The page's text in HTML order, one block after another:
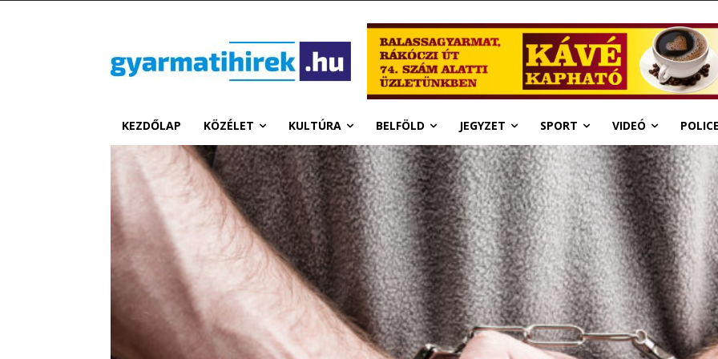
KEZDŐLAP KÖZÉLET KULTÚRA BELFÖLD JEGYZET SPORT VIDEÓ